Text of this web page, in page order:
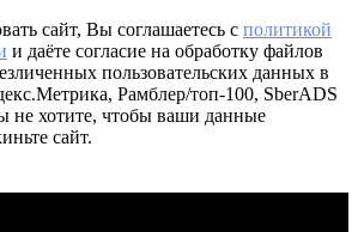
сайт, Вы соглашаетесь с политикой
и даёте согласие на обработку файлов
пользовательских данных в
Рамблер/топ-100, SberADS
не хотите, чтобы ваши данные
сайт.